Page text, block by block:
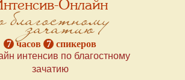
Онлайн
благостному
зачатию
7 часов 7 спикеров